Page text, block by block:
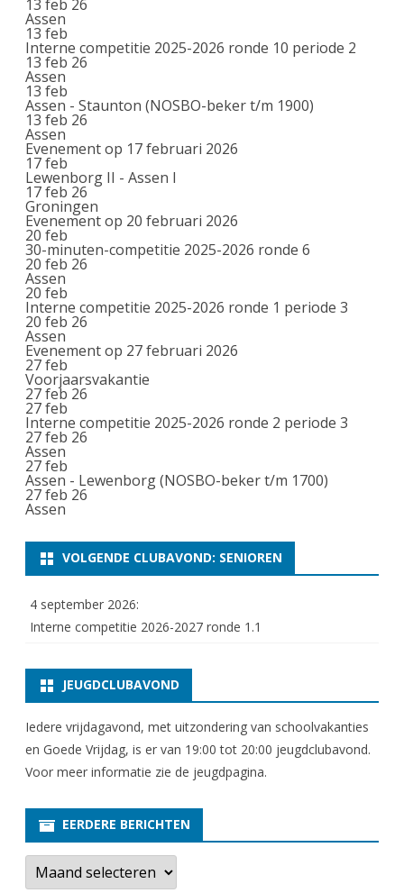
13 feb 26
Assen
13 feb
Interne competitie 2025-2026 ronde 10 periode 2
13 feb 26
Assen
13 feb
Assen - Staunton (NOSBO-beker t/m 1900)
13 feb 26
Assen
Evenement op 17 februari 2026
17feb
Lewenborg II - Assen I
17 feb 26
Groningen
Evenement op 20 februari 2026
20 feb
30-minuten-competitie 2025-2026 ronde 6
20 feb 26
Assen
20 feb
Interne competitie 2025-2026 ronde 1 periode 3
20 feb 26
Assen
Evenement op 27 februari 2026
27feb
Voorjaarsvakantie
27 feb 26
27feb
Interne competitie 2025-2026 ronde 2 periode 3
27 feb 26
Assen
27feb
Assen - Lewenborg (NOSBO-beker t/m 1700)
27 feb 26
Assen
VOLGENDE CLUBAVOND: SENIOREN
4 september 2026:
Interne competitie 2026-2027 ronde 1.1
JEUGDCLUBAVOND
Iedere vrijdagavond, met uitzondering van schoolvakanties
en Goede Vrijdag, is er van 19:00 tot 20:00 jeugdclubavond.
Voor meer informatie zie de jeugdpagina.
EERDERE BERICHTEN
E